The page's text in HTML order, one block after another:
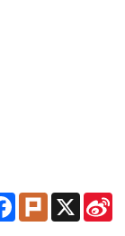
Facebook
PlurkX